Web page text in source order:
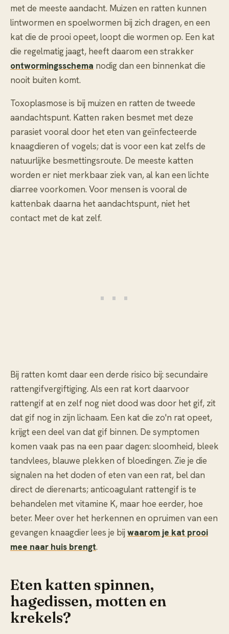
met de meeste aandacht. Muizen en ratten kunnen
lintwormen en spoelwormen bij zich dragen, en een
kat die de prooi opeet, loopt die wormen op. Een kat
die regelmatig jaagt, heeft daarom een strakker
ontwormingsschema nodig dan een binnenkat die
nooit buiten komt.
Toxoplasmose is bij muizen en ratten de tweede
aandachtspunt. Katten raken besmet met deze
parasiet vooral door het eten van geïnfecteerde
knaagdieren of vogels; dat is voor een kat zelfs de
natuurlijke besmettingsroute. De meeste katten
worden er niet merkbaar ziek van, al kan een lichte
diarree voorkomen. Voor mensen is vooral de
kattenbak daarna het aandachtspunt, niet het
contact met de kat zelf.
Bij ratten komt daar een derde risico bij: secundaire
rattengifvergiftiging. Als een rat kort daarvoor
rattengif at en zelf nog niet dood was door het gif, zit
dat gif nog in zijn lichaam. Een kat die zo'n rat opeet,
krijgt een deel van dat gif binnen. De symptomen
komen vaak pas na een paar dagen: sloomheid, bleek
tandvlees, blauwe plekken of bloedingen. Zie je die
signalen na het doden of eten van een rat, bel dan
direct de dierenarts; anticoagulant rattengif is te
behandelen met vitamine K, maar hoe eerder, hoe
beter. Meer over het herkennen en opruimen van een
gevangen knaagdier lees je bij waarom je kat prooi
mee naar huis brengt.
Eten katten spinnen,
hagedissen, motten en
krekels?